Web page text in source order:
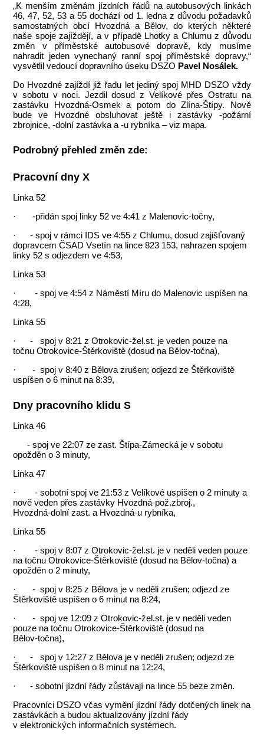
„K menším změnám jízdních řádů na autobusových linkách
46, 47, 52, 53 a 55 dochází od 1. ledna z důvodu požadavků
samostatných obcí Hvozdná a Bělov, do kterých některé
naše spoje zajíždějí, a v případě Lhotky a Chlumu z důvodu
změn v příměstské autobusové dopravě, kdy musíme
nahradit jeden vynechaný ranní spoj příměstské dopravy,“
vysvětlil vedoucí dopravního úseku DSZO Pavel Nosálek.
Do Hvozdné zajíždí již řadu let jediný spoj MHD DSZO vždy
v sobotu v noci. Jezdil dosud z Velíkové přes Ostratu na
zastávku Hvozdná-Osmek a potom do Zlína-Štípy. Nově
bude ve Hvozdné obsluhovat ještě i zastávky -požární
zbrojnice, -dolní zastávka a -u rybníka – viz mapa.
Podrobný přehled změn zde:
Pracovní dny X
Linka 52
· -přidán spoj linky 52 ve 4:41 z Malenovic‑točny,
· - spoj v rámci IDS ve 4:55 z Chlumu, dosud zajišťovaný
dopravcem ČSAD Vsetín na lince 823 153, nahrazen spojem
linky 52 s odjezdem ve 4:53,
Linka 53
· - spoj ve 4:54 z Náměstí Míru do Malenovic uspíšen na
4:28,
Linka 55
· - spoj v 8:21 z Otrokovic-žel.st. je veden pouze na
točnu Otrokovice‑Štěrkoviště (dosud na Bělov‑točna),
· - spoj v 8:40 z Bělova zrušen; odjezd ze Štěrkoviště
uspíšen o 6 minut na 8:39,
Dny pracovního klidu S
Linka 46
- spoj ve 22:07 ze zast. Štípa-Zámecká je v sobotu
opožděn o 3 minuty,
Linka 47
· - sobotní spoj ve 21:53 z Velíkové uspíšen o 2 minuty a
nově veden přes zastávky Hvozdná‑pož.zbroj.,
Hvozdná‑dolní zast. a Hvozdná‑u rybníka,
Linka 55
· - spoj v 8:07 z Otrokovic-žel.st. je v neděli veden pouze
na točnu Otrokovice‑Štěrkoviště (dosud na Bělov‑točna) a
opožděn o 2 minuty,
· - spoj v 8:25 z Bělova je v neděli zrušen; odjezd ze
Štěrkoviště uspíšen o 6 minut na 8:24,
· - spoj ve 12:09 z Otrokovic-žel.st. je v neděli veden
pouze na točnu Otrokovice‑Štěrkoviště (dosud na
Bělov‑točna),
· - spoj v 12:27 z Bělova je v neděli zrušen; odjezd ze
Štěrkoviště uspíšen o 8 minut na 12:24,
· - sobotní jízdní řády zůstávají na lince 55 beze změn.
Pracovníci DSZO včas vymění jízdní řády dotčených linek na
zastávkách a budou aktualizovány jízdní řády
v elektronických informačních systémech.